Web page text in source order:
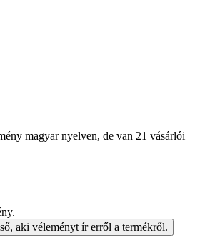
magyar nyelven, de van 21 vásárlói
aki véleményt ír erről a termékről.